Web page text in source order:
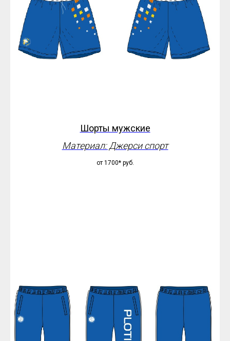
Шорты мужские
Материал: Джерси спорт
от 1700* руб.